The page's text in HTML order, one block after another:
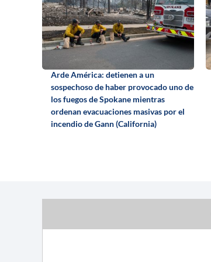
Arde América: detienen a un
sospechoso de haber provocado uno de
los fuegos de Spokane mientras
ordenan evacuaciones masivas por el
incendio de Gann (California)